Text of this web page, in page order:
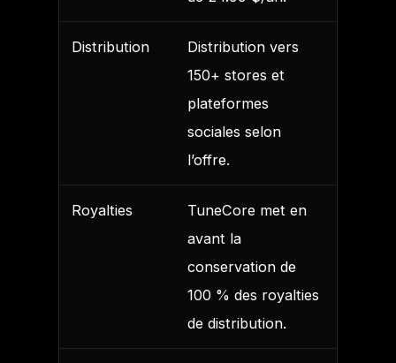
Distribution
Distribution vers
150+ stores et
plateformes
sociales selon
l’offre.
Royalties
TuneCore met en
avant la
conservation de
100 % des royalties
de distribution.